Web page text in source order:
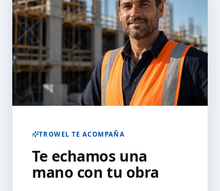
TROWEL TE ACOMPAÑA
Te echamos una
mano con tu obra